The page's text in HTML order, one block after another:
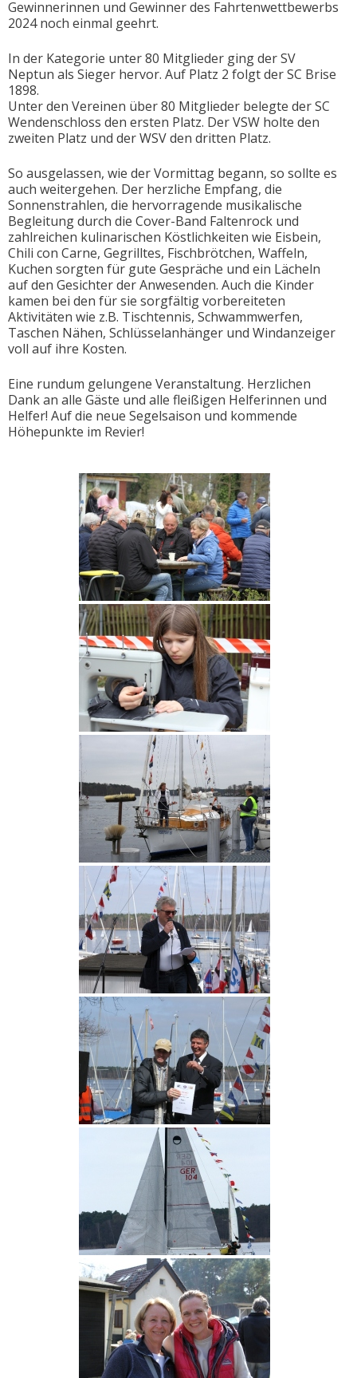
Gewinnerinnen und Gewinner des Fahrtenwettbewerbs
2024 noch einmal geehrt.
In der Kategorie unter 80 Mitglieder ging der SV
Neptun als Sieger hervor. Auf Platz 2 folgt der SC Brise
1898.
Unter den Vereinen über 80 Mitglieder belegte der SC
Wendenschloss den ersten Platz. Der VSW holte den
zweiten Platz und der WSV den dritten Platz.
So ausgelassen, wie der Vormittag begann, so sollte es
auch weitergehen. Der herzliche Empfang, die
Sonnenstrahlen, die hervorragende musikalische
Begleitung durch die Cover-Band Faltenrock und
zahlreichen kulinarischen Köstlichkeiten wie Eisbein,
Chili con Carne, Gegrilltes, Fischbrötchen, Waffeln,
Kuchen sorgten für gute Gespräche und ein Lächeln
auf den Gesichter der Anwesenden. Auch die Kinder
kamen bei den für sie sorgfältig vorbereiteten
Aktivitäten wie z.B. Tischtennis, Schwammwerfen,
Taschen Nähen, Schlüsselanhänger und Windanzeiger
voll auf ihre Kosten.
Eine rundum gelungene Veranstaltung. Herzlichen
Dank an alle Gäste und alle fleißigen Helferinnen und
Helfer! Auf die neue Segelsaison und kommende
Höhepunkte im Revier!